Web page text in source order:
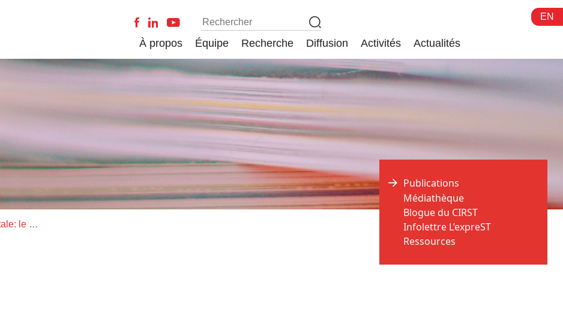
EN
À propos Équipe Recherche Diffusion Activités Actualités
Déstigmatiser la santé mentale: le rôle de l’historien.ne
Publications
Médiathèque
Blogue du CIRST
Infolettre L’expreST
Ressources